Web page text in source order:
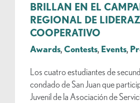
BRILLAN EN EL
REGIONAL DE
COOPERATIVO
Awards Contests Events
Los cuatro estudiantes de
condado de San Juan que
Juvenil de la Asociación de